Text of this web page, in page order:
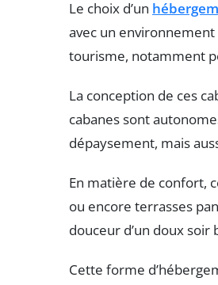
Le choix d’un
avec un
tourisme, notamment
La conception de ces
cabanes sont
dépaysement, mais
En matière de confort,
ou encore terrasses
douceur d’un doux
Cette forme